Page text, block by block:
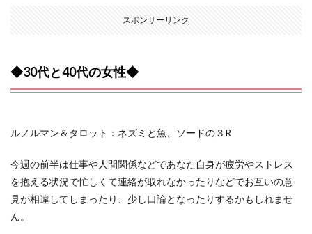
スポンサーリンク
◆30代と40代の女性◆
ルノルマン＆タロット：ネズミと魚、ソードの３R
今週の前半は仕事や人間関係などであなた自身が疲労やストレス
を抱える状況で忙しくて連絡が取れなかったりなどでお互いの意
見が相違してしまったり、少し口論となったりするかもしれませ
ん。